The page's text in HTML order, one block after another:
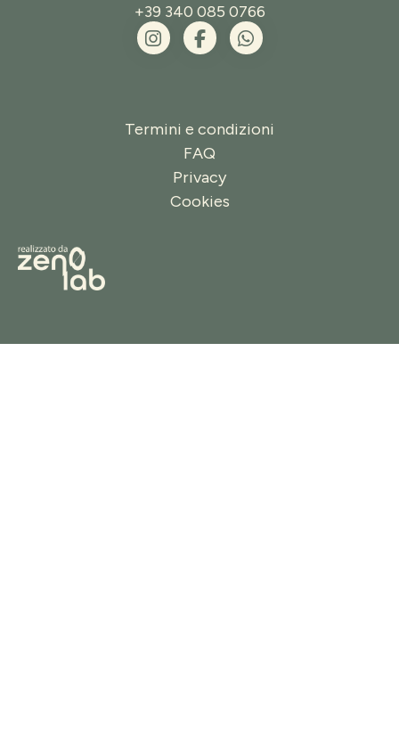
+39 340 085 0766
Termini e condizioni
FAQ
Privacy
Cookies